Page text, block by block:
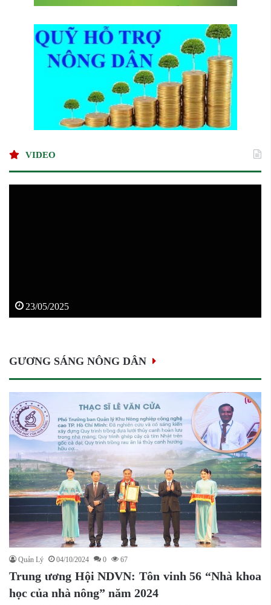
VIDEO
lời
Bác 23/05/2025
GƯƠNG SÁNG NÔNG DÂN
Quản Lý 04/10/2024 0 67
Trung ương Hội NDVN: Tôn vinh 56 “Nhà khoa
học của nhà nông” năm 2024